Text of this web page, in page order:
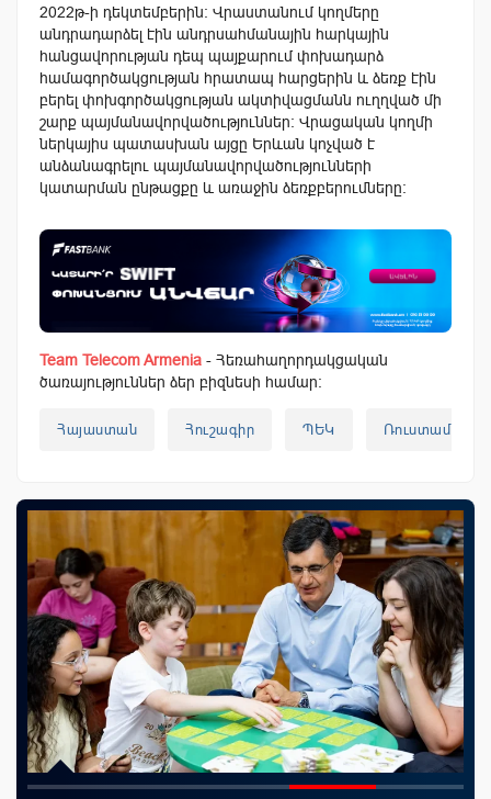
2022թ-ի դեկտեմբերին: Վրաստանում կողմերը
անդրադարձել էին անդրսահմանային հարկային
հանցավորության դեպ պայքարում փոխադարձ
համագործակցության հրատապ հարցերին և ձեռք էին
բերել փոխգործակցության ակտիվացմանն ուղղված մի
շարք պայմանավորվածություններ։ Վրացական կողմի
ներկայիս պատասխան այցը Երևան կոչված է
անձանագրելու պայմանավորվածությունների
կատարման ընթացքը և առաջին ձեռքբերումները։
Team Telecom Armenia - Հեռահաղորդակցական
ծառայություններ ձեր բիզնեսի համար:
Հայաստան Հուշագիր ՊԵԿ Ռուստամ